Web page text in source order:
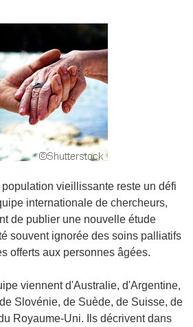
vieillissante reste un défi
internationale de chercheurs,
de publier une nouvelle étude
souvent ignorée des soins palliatifs
offerts aux personnes âgées.
viennent d'Australie, d'Argentine,
Slovénie, de Suède, de Suisse, de
Royaume-Uni. Ils décrivent dans